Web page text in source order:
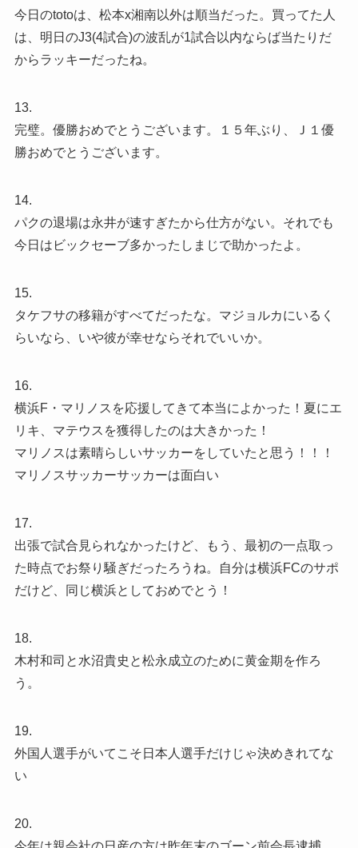
今日のtotoは、松本x湘南以外は順当だった。買ってた人
は、明日のJ3(4試合)の波乱が1試合以内ならば当たりだ
からラッキーだったね。
13.
完璧。優勝おめでとうございます。１５年ぶり、Ｊ１優
勝おめでとうございます。
14.
パクの退場は永井が速すぎたから仕方がない。それでも
今日はビックセーブ多かったしまじで助かったよ。
15.
タケフサの移籍がすべてだったな。マジョルカにいるく
らいなら、いや彼が幸せならそれでいいか。
16.
横浜F・マリノスを応援してきて本当によかった！夏にエ
リキ、マテウスを獲得したのは大きかった！
マリノスは素晴らしいサッカーをしていたと思う！！！
マリノスサッカーサッカーは面白い
17.
出張で試合見られなかったけど、もう、最初の一点取っ
た時点でお祭り騒ぎだったろうね。自分は横浜FCのサポ
だけど、同じ横浜としておめでとう！
18.
木村和司と水沼貴史と松永成立のために黄金期を作ろ
う。
19.
外国人選手がいてこそ日本人選手だけじゃ決めきれてな
い
20.